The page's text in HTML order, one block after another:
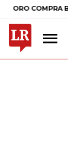
COMPRA BANCO